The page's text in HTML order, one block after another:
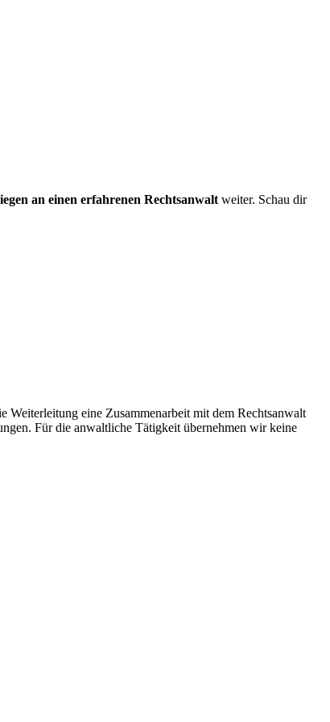
an einen erfahrenen Rechtsanwalt weiter. Schau dir
Weiterleitung eine Zusammenarbeit mit dem Rechtsanwalt
Für die anwaltliche Tätigkeit übernehmen wir keine